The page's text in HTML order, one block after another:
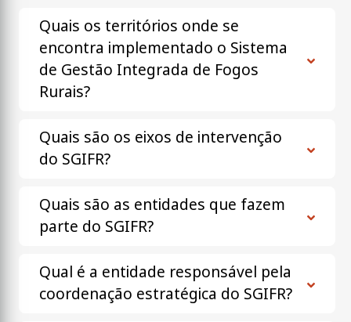
Quais os territórios onde se
encontra implementado o Sistema
de Gestão Integrada de Fogos
Rurais?
Quais são os eixos de intervenção
do SGIFR?
Quais são as entidades que fazem
parte do SGIFR?
Qual é a entidade responsável pela
coordenação estratégica do SGIFR?